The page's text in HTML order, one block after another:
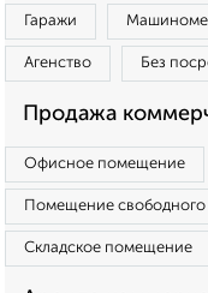
Гаражи
Агенство Без
Продажа
Офисное помещение
Помещение свободного
Складское помещение